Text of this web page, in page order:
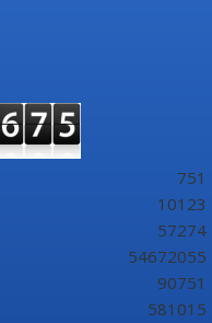
751
10123
57274
54672055
90751
581015